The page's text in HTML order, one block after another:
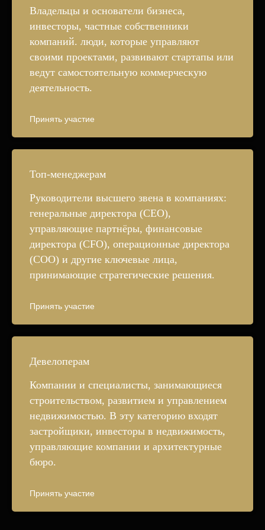
Владельцы и основатели бизнеса,
инвесторы, частные собственники
компаний. люди, которые управляют
своими проектами, развивают стартапы или
ведут самостоятельную коммерческую
деятельность.
Принять участие
Топ-менеджерам
Руководители высшего звена в компаниях:
генеральные директора (CEO),
управляющие партнёры, финансовые
директора (CFO), операционные директора
(COO) и другие ключевые лица,
принимающие стратегические решения.
Принять участие
Девелоперам
Компании и специалисты, занимающиеся
строительством, развитием и управлением
недвижимостью. В эту категорию входят
застройщики, инвесторы в недвижимость,
управляющие компании и архитектурные
бюро.
Принять участие